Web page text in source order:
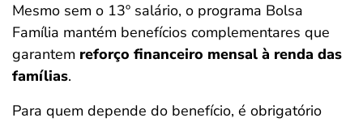
Mesmo sem o 13º salário, o programa Bolsa
Família mantém benefícios complementares que
garantem reforço financeiro mensal à renda das
famílias.
Para quem depende do benefício, é obrigatório